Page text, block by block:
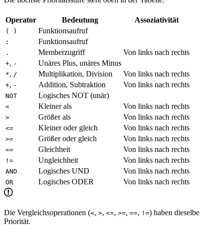
Operator Bedeutung Assoziativität
( ) Funktionsaufruf
: Funktionsaufruf
. Memberzugriff Von links nach rechts
+, - Unäres Plus, unäres Minus
*, / Multiplikation, Division Von links nach rechts
+, - Addition, Subtraktion Von links nach rechts
NOT Logisches NOT (unär)
< Kleiner als Von links nach rechts
> Größer als Von links nach rechts
<= Kleiner oder gleich Von links nach rechts
>= Größer oder gleich Von links nach rechts
== Gleichheit Von links nach rechts
!= Ungleichheit Von links nach rechts
AND Logisches UND Von links nach rechts
OR Logisches ODER Von links nach rechts
Die Vergleichsoperationen (<, >, <=, >=, ==, !=) haben dieselbe
Priorität.